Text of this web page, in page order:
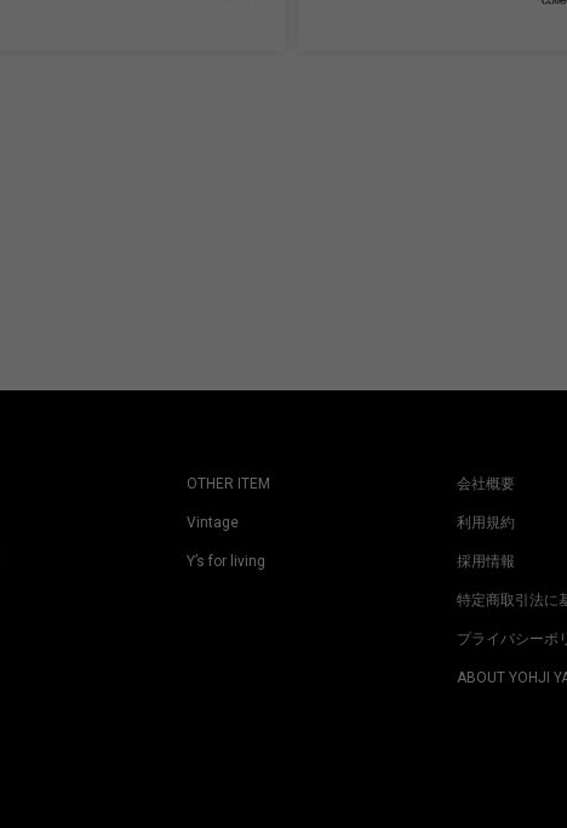
OTHER ITEM
Vintage
Y’s for living
会社概要
利用規約
採用情報
特定商取引法に
プライバシーポ
ABOUT YOHJI